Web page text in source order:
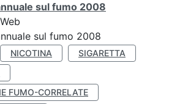
sul fumo 2008
sul fumo 2008
NICOTINA
SIGARETTA
FUMO-CORRELATE